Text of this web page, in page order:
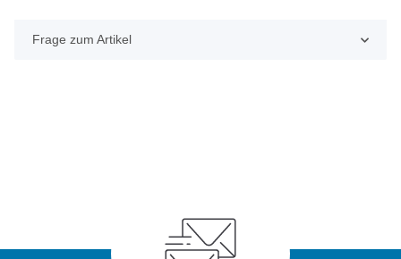
Frage zum Artikel